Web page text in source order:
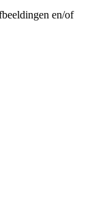
en/of